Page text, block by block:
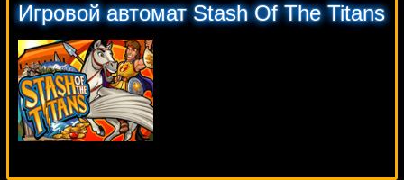
Игровой автомат Stash Of The Titans